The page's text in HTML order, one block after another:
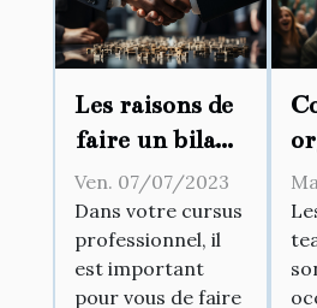
Les raisons de
faire un bilan
de
compétences
et comment le
faire
Ven. 07/07/2023
Dans votre cursus
professionnel, il
est important
pour vous de faire